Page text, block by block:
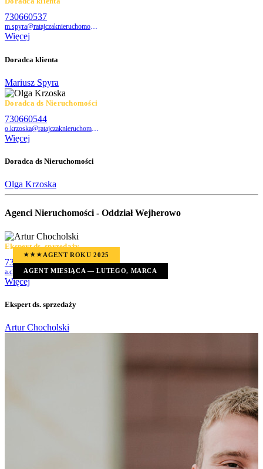
730660537
m.spyra@ratajczaknieruchomosci.pl
Więcej
Doradca klienta
Mariusz Spyra
Doradca ds Nieruchomości
730660544
Więcej
Doradca ds Nieruchomości
Olga Krzoska
Agenci Nieruchomości - Oddział Wejherowo
★★★ AGENT ROKU 2025
AGENT MIESIĄCA — LUTEGO, MARCA
Ekspert ds. sprzedaży
730660558
a.chocholski@ratajczaknieruchomosci.pl
Więcej
Ekspert ds. sprzedaży
Artur Chocholski